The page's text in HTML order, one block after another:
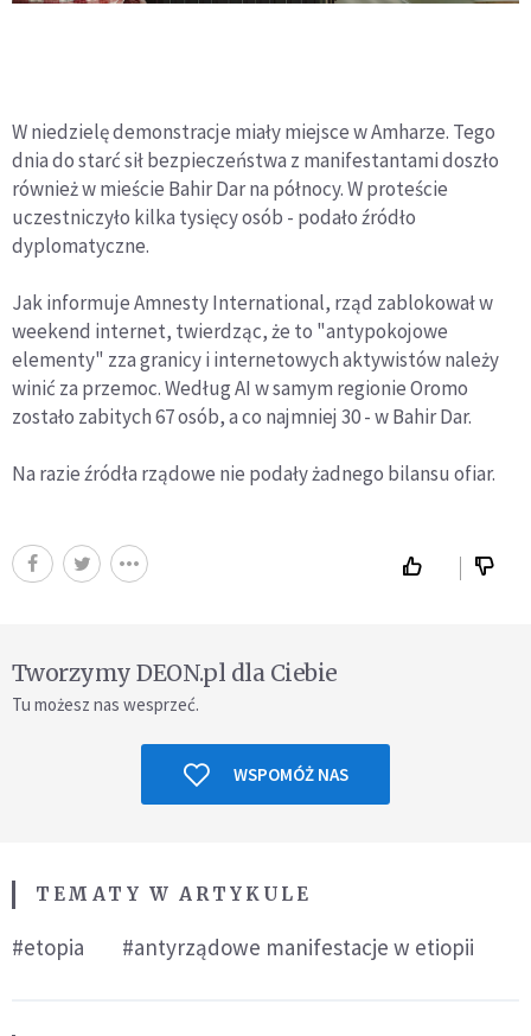
W niedzielę demonstracje miały miejsce w Amharze. Tego
dnia do starć sił bezpieczeństwa z manifestantami doszło
również w mieście Bahir Dar na północy. W proteście
uczestniczyło kilka tysięcy osób - podało źródło
dyplomatyczne.
Jak informuje Amnesty International, rząd zablokował w
weekend internet, twierdząc, że to "antypokojowe
elementy" zza granicy i internetowych aktywistów należy
winić za przemoc. Według AI w samym regionie Oromo
zostało zabitych 67 osób, a co najmniej 30 - w Bahir Dar.
Na razie źródła rządowe nie podały żadnego bilansu ofiar.
Tworzymy DEON.pl dla Ciebie
Tu możesz nas wesprzeć.
WSPOMÓŻ NAS
TEMATY W ARTYKULE
#etopia #antyrządowe manifestacje w etiopii